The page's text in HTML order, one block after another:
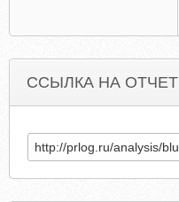
ССЫЛКА НА ОТЧЕТ